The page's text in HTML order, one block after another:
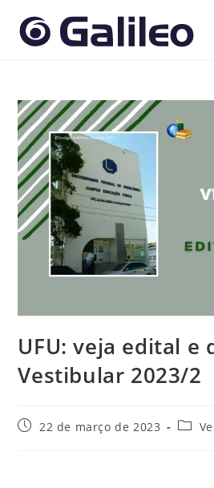
para
UFU: veja edital e
Vestibular 2023/2
Post22 de março de 2023